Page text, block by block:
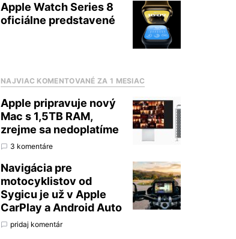
Apple Watch Series 8
oficiálne predstavené
NAJVIAC KOMENTOVANÉ ZA 1 MESIAC
Apple pripravuje nový
Mac s 1,5TB RAM,
zrejme sa nedoplatíme
3 komentáre
Navigácia pre
motocyklistov od
Sygicu je už v Apple
CarPlay a Android Auto
pridaj komentár